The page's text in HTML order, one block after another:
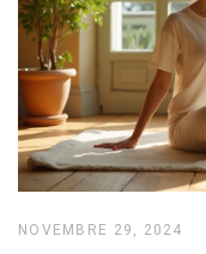
NOVEMBRE 29, 2024